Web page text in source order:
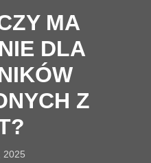
MA
DLA
Z
2025